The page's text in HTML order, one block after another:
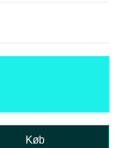
Køb